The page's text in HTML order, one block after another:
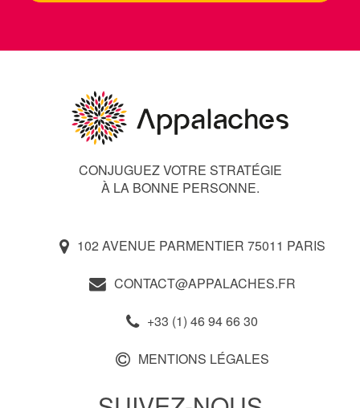
CONJUGUEZ VOTRE STRATÉGIE
À LA BONNE PERSONNE.
102 AVENUE PARMENTIER 75011 PARIS
CONTACT@APPALACHES.FR
+33 (1) 46 94 66 30
MENTIONS LÉGALES